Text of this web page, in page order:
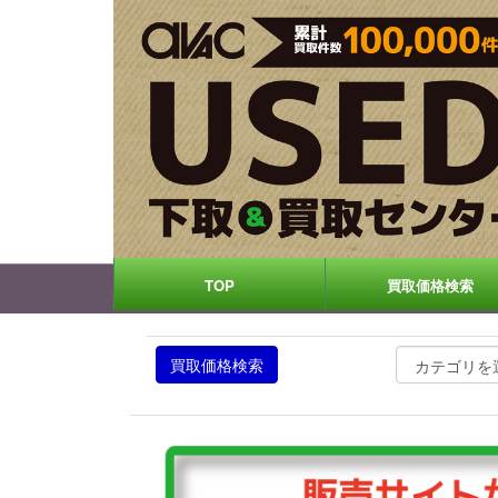
TOP 買取価格検索
買取価格検索